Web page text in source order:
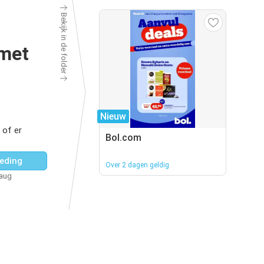
of er
Bekijk in de folder
Nieuw
Bol.com
Over 2 dagen geldig